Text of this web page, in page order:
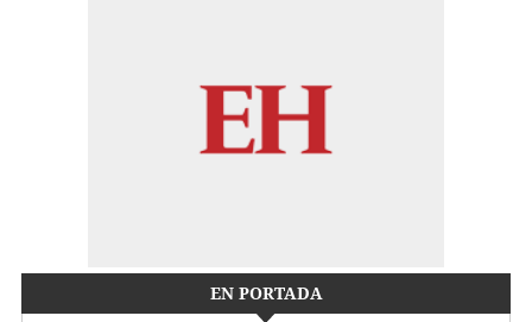
EN PORTADA